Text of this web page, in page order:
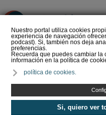
Nuestro portal utiliza cookies
experiencia de navegación
podcast). Si, también nos deja
preferencias.
Recuerda que puedes cambiar
información en la política de
política de cookies.
Si, quiero ver
frío